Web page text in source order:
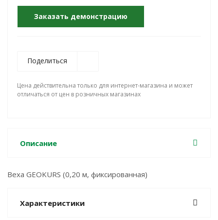
Заказать демонстрацию
Поделиться
Цена действительна только для интернет-магазина и может
отличаться от цен в розничных магазинах
Описание
Веха GEOKURS (0,20 м, фиксированная)
Характеристики